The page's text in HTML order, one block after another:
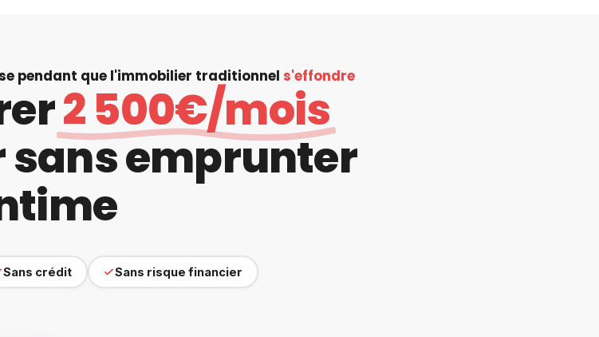
pendant que l'immobilier traditionnel s'effondre
2 500€/mois
emprunter
Sans crédit Sans risque financier